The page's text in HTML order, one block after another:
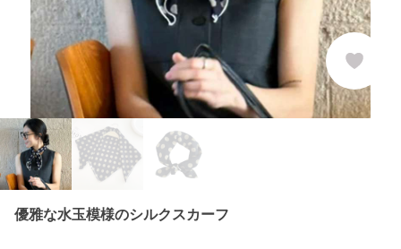
優雅な水玉模様のシルクスカーフ